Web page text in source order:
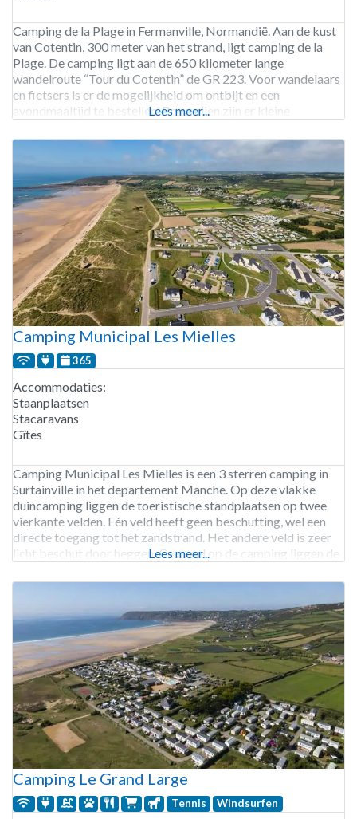
Camping de la Plage in Fermanville, Normandië. Aan de kust
van Cotentin, 300 meter van het strand, ligt camping de la
Plage. De camping ligt aan de 650 kilometer lange
wandelroute “Tour du Cotentin” de GR 223. Voor wandelaars
en fietsers is er de mogelijkheid om ontbijt en een
avondmaaltijd te bestellen. Bovendien zijn er kleine
Lees meer...
Camping Municipal Les Mielles
365
Accommodaties:
Staanplaatsen
Stacaravans
Gîtes
Camping Municipal Les Mielles is een 3 sterren camping in
Surtainville in het departement Manche. Op deze vlakke
duincamping liggen de toeristische standplaatsen op twee
vierkante velden. Eén veld heeft geen beschutting, wel een
directe toegang tot het zandstrand. Het andere veld is zeer
licht beschut door heggen. Centraal op de camping liggen de
Lees meer...
Camping Le Grand Large
Tennis Windsurfen